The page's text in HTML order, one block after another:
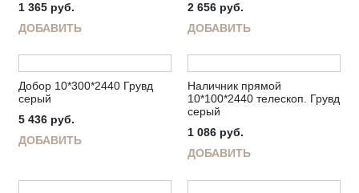
1 365 руб.
ДОБАВИТЬ
2 656 руб.
ДОБАВИТЬ
Добор 10*300*2440 Грувд
серый
5 436 руб.
ДОБАВИТЬ
Наличник прямой
10*100*2440 телескоп. Грувд
серый
1 086 руб.
ДОБАВИТЬ